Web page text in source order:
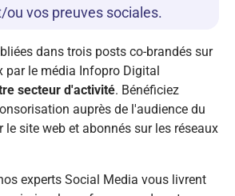
vos preuves sociales.
dans trois posts co-brandés sur
par le média Infopro Digital
secteur d'activité. Bénéficiez
auprès de l'audience du
le site web et abonnés sur les réseaux
experts Social Media vous livrent